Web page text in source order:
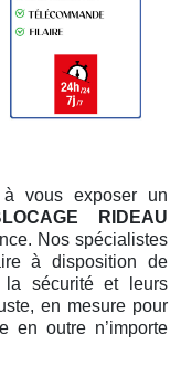
à vous exposer un
RIDEAU
Nos spécialistes
à disposition de
la sécurité et leurs
en mesure pour
en outre n’importe